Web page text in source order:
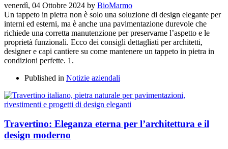
venerdì, 04 Ottobre 2024 by BioMarmo
Un tappeto in pietra non è solo una soluzione di design elegante per
interni ed esterni, ma è anche una pavimentazione durevole che
richiede una corretta manutenzione per preservarne l’aspetto e le
proprietà funzionali. Ecco dei consigli dettagliati per architetti,
designer e capi cantiere su come mantenere un tappeto in pietra in
condizioni perfette. 1.
Published in Notizie aziendali
Travertino: Eleganza eterna per l’architettura e il
design moderno